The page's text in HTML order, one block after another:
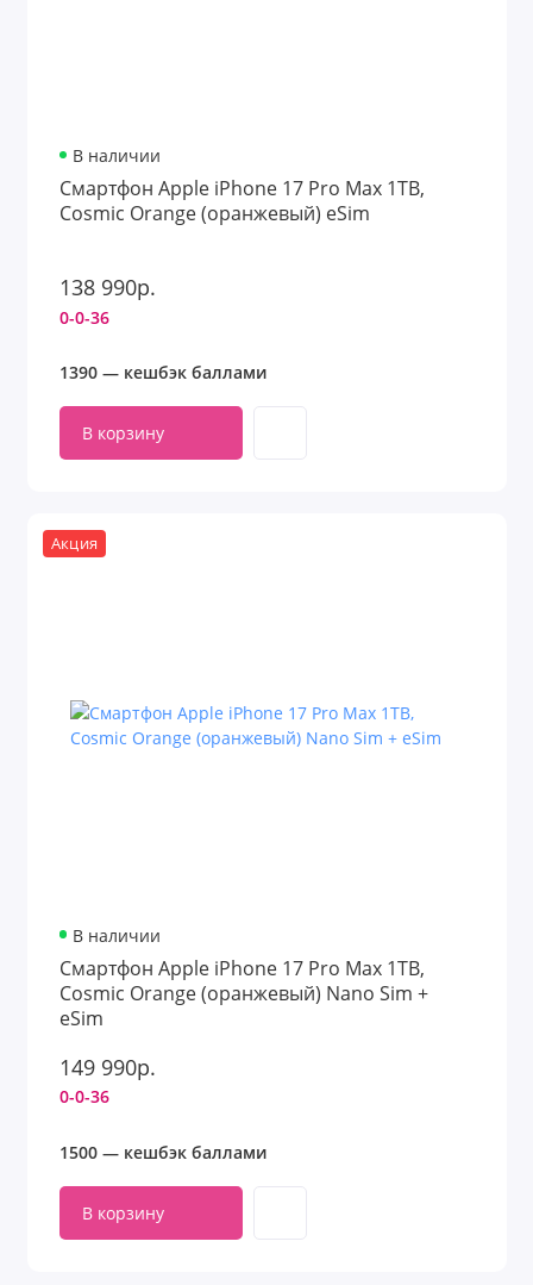
В наличии
Смартфон Apple iPhone 17 Pro Max 1TB,
Cosmic Orange (оранжевый) eSim
138 990р.
0-0-36
1390 — кешбэк баллами
В корзину
Акция
В наличии
Смартфон Apple iPhone 17 Pro Max 1TB,
Cosmic Orange (оранжевый) Nano Sim +
eSim
149 990р.
0-0-36
1500 — кешбэк баллами
В корзину